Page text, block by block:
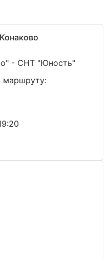
- СНТ "Юность"
маршруту: